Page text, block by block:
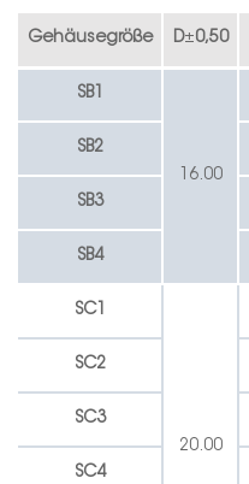
Gehäusegröße D±0,50
SB1
16.00
SB2
SB3
SB4
SC1
20.00
SC2
SC3
SC4